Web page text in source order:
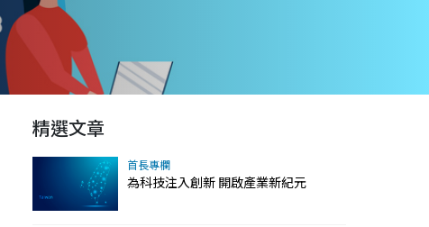
精選文章
首長專欄
為科技注入創新 開啟產業新紀元